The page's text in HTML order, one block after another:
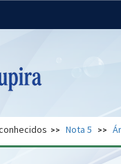
Gabinete de
Nota 5